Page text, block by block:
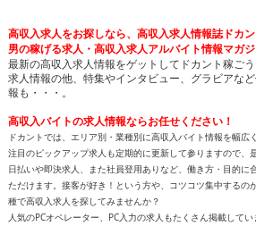
高収入求人をお探しなら、高収入求人情報誌ドカン
男の稼げる求人・高収入求人アルバイト情報マガ
最新の高収入求人情報をゲットしてドカント稼ごう
求人情報の他、特集やインタビュー、グラビアな
報も・・・。
高収入バイトの求人情報ならお任せください！
ドカントでは、エリア別・業種別に高収入バイト情報を幅広
注目のピックアップ求人も定期的に更新して参りますので、
日払いや即決求人、また社員登用ありなど、働き方・目的に
ただけます。接客が好き！という方や、コツコツ集中するの
種で高収入求人を探してみませんか？
人気のPCオペレーター、PC入力の求人もたくさん掲載して